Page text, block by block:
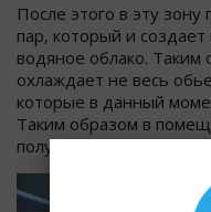
После этого в эту
пар, который и
водяное облако. Таким
охлаждает не весь
которые в данный
Таким образом в
получать зоны с